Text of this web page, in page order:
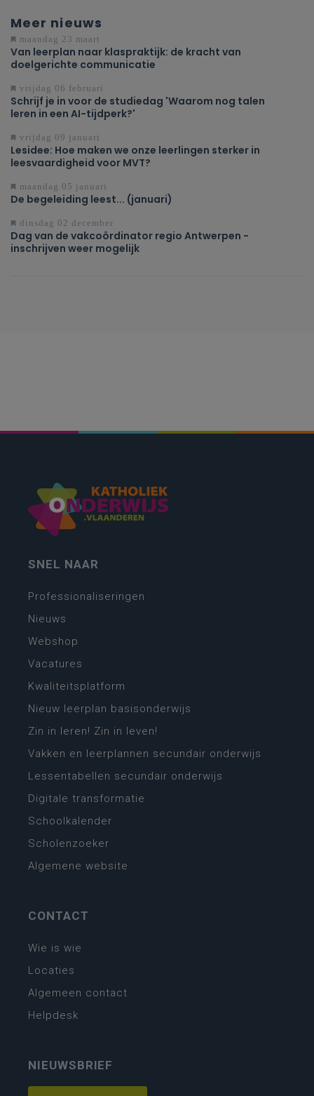
Meer nieuws
maandag 23 maart
Van leerplan naar klaspraktijk: de kracht van
doelgerichte communicatie
vrijdag 06 februari
Schrijf je in voor de studiedag 'Waarom nog talen
leren in een AI-tijdperk?'
vrijdag 09 januari
Lesidee: Hoe maken we onze leerlingen sterker in
leesvaardigheid voor MVT?
maandag 05 januari
De begeleiding leest... (januari)
dinsdag 02 december
Dag van de vakcoördinator regio Antwerpen -
inschrijven weer mogelijk
SNEL NAAR
Professionaliseringen
Nieuws
Webshop
Vacatures
Kwaliteitsplatform
Nieuw leerplan basisonderwijs
Zin in leren! Zin in leven!
Vakken en leerplannen secundair onderwijs
Lessentabellen secundair onderwijs
Digitale transformatie
Schoolkalender
Scholenzoeker
Algemene website
CONTACT
Wie is wie
Locaties
Algemeen contact
Helpdesk
NIEUWSBRIEF